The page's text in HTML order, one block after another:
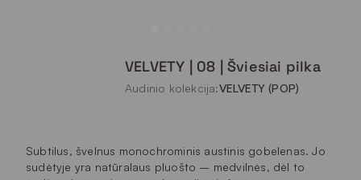
VELVETY | 08 | Šviesiai pilka
Audinio kolekcija:VELVETY (POP)
Subtilus, švelnus monochrominis austinis gobelenas. Jo
sudėtyje yra natūralaus pluošto – medvilnės, dėl to